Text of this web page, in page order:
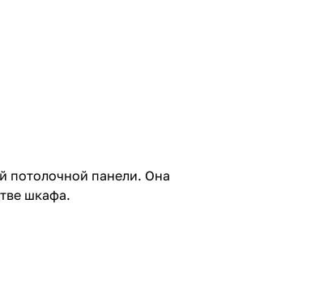
потолочной панели. Она
шкафа.